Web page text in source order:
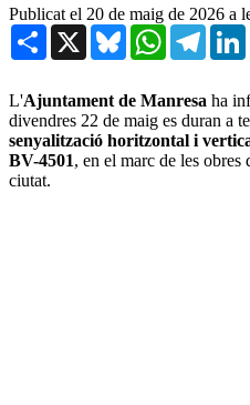
Publicat el 20 de maig de 2026 a
Share X BlueskyWhatsApp
L'Ajuntament de Manresa ha
divendres 22 de maig es duran a
senyalització horitzontal i
BV-4501, en el marc de les obres
ciutat.